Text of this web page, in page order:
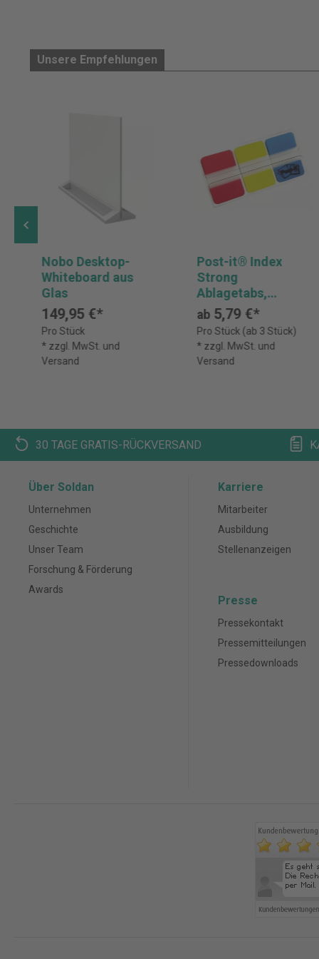
Unsere Empfehlungen
Nobo Desktop-
Whiteboard aus
Glas
149,95 €*
Pro Stück
* zzgl. MwSt. und
Versand
Post-it® Index
Strong
Ablagetabs,
Standard, Blau,
Rot und Gelb, 66
Haftstreifen/Spen
der, 1
ab 5,79 €*
Pro Stück (ab 3 Stück)
* zzgl. MwSt. und
Versand
30 TAGE GRATIS-RÜCKVERSAND
Über Soldan
Unternehmen
Geschichte
Unser Team
Forschung & Förderung
Awards
Karriere
Mitarbeiter
Ausbildung
Stellenanzeigen
Presse
Pressekontakt
Pressemitteilungen
Pressedownloads